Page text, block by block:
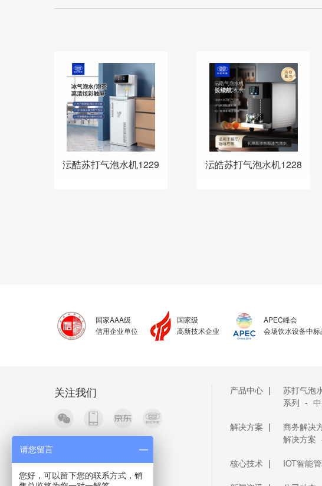
沄酷苏打气泡水机1229 沄皓苏打气泡水机1228
国家AAA级
信用企业单位
国家级
高新技术企业
APEC峰会
会场饮水设备中标
关注我们 产品中心 | 苏打气泡
系列 -
解决方案 | 商务解决
解决方案
核心技术 | IOT智能
请您留言
您好，可以留下您的联系方式，销